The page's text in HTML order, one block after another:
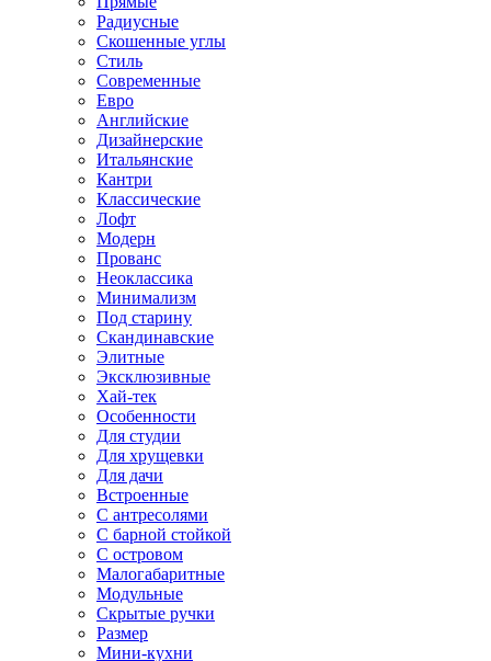
Радиусные
Скошенные углы
Стиль
Современные
Евро
Английские
Дизайнерские
Итальянские
Кантри
Классические
Лофт
Модерн
Прованс
Неоклассика
Минимализм
Под старину
Скандинавские
Элитные
Эксклюзивные
Хай-тек
Особенности
Для студии
Для хрущевки
Для дачи
Встроенные
С антресолями
С барной стойкой
С островом
Малогабаритные
Модульные
Скрытые ручки
Размер
Мини-кухни